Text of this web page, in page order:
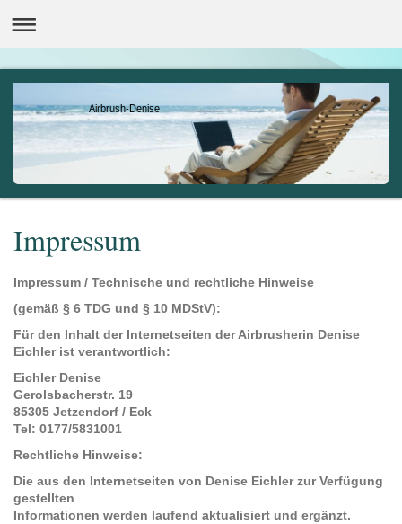
Airbrush-Denise
Impressum
Impressum / Technische und rechtliche Hinweise
(gemäß § 6 TDG und § 10 MDStV):
Für den Inhalt der Internetseiten der Airbrusherin Denise
Eichler ist verantwortlich:
Eichler Denise
Gerolsbacherstr. 19
85305 Jetzendorf / Eck
Tel: 0177/5831001
Rechtliche Hinweise:
Die aus den Internetseiten von Denise Eichler zur Verfügung
gestellten
Informationen werden laufend aktualisiert und ergänzt.